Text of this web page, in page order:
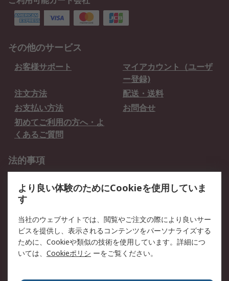
その他のサービス
お客様サポート
マイアカウント（ユーザ
ー登録)
注文方法
配送・送料
お支払い方法
お問合せ
初めてご利用の方へ・よ
くあるご質問
法的事項
クッキーポリシー
RSについて
会社概要
採用情報
プレスリリース＆お知ら
コーポレートサイト
より良い体験のためにCookieを使用していま
す
当社のウェブサイトでは、閲覧やご注文の際により良いサー
ビスを提供し、表示されるコンテンツをパーソナライズする
ために、Cookieや類似の技術を使用しています。詳細につ
いては、 Cookieポリシ ーをご覧ください。